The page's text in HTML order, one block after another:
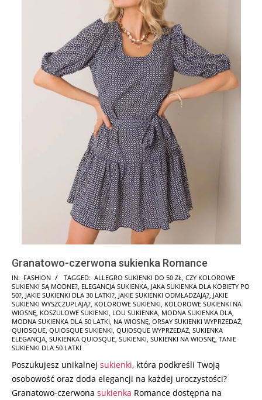
Granatowo-czerwona sukienka Romance
2025-
09-
18
IN: FASHION TAGGED: ALLEGRO SUKIENKI DO 50 ZŁ CZY KOLOROWE
SUKIENKI SĄ MODNE? ELEGANCJA SUKIENKA JAKA SUKIENKA DLA KOBIETY PO
50? JAKIE SUKIENKI DLA 30 LATKI? JAKIE SUKIENKI ODMŁADZAJĄ? JAKIE
SUKIENKI WYSZCZUPLAJĄ? KOLOROWE SUKIENKI KOLOROWE SUKIENKI NA
WIOSNĘ KOSZULOWE SUKIENKI LOU SUKIENKA MODNA SUKIENKA DLA
MODNA SUKIENKA DLA 50 LATKI NA WIOSNĘ ORSAY SUKIENKI WYPRZEDAŻ
QUIOSQUE QUIOSQUE SUKIENKI QUIOSQUE WYPRZEDAŻ SUKIENKA
ELEGANCJA SUKIENKA QUIOSQUE SUKIENKI SUKIENKI NA WIOSNĘ TANIE
SUKIENKI DLA 50 LATKI
Poszukujesz unikalnej sukienki, która podkreśli Twoją
osobowość oraz doda elegancji na każdej uroczystości?
Granatowo-czerwona sukienka Romance dostępna na